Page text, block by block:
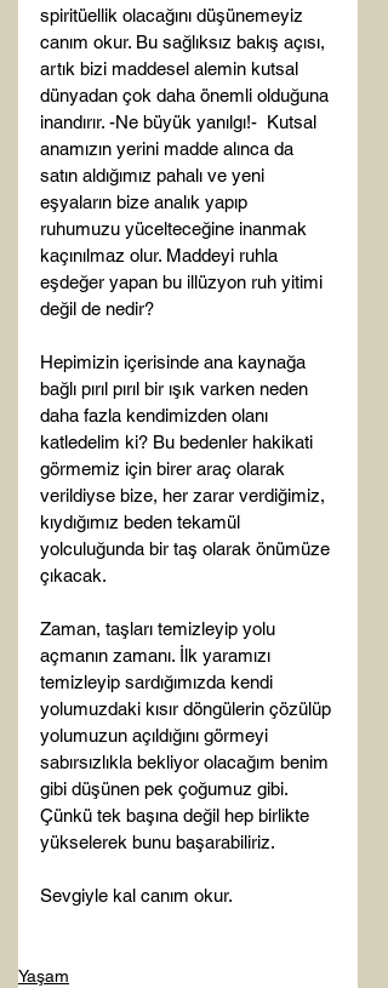
spiritüellik olacağını düşünemeyiz
canım okur. Bu sağlıksız bakış açısı,
artık bizi maddesel alemin kutsal
dünyadan çok daha önemli olduğuna
inandırır. -Ne büyük yanılgı!-  Kutsal
anamızın yerini madde alınca da
satın aldığımız pahalı ve yeni
eşyaların bize analık yapıp
ruhumuzu yücelteceğine inanmak
kaçınılmaz olur. Maddeyi ruhla
eşdeğer yapan bu illüzyon ruh yitimi
değil de nedir?
Hepimizin içerisinde ana kaynağa
bağlı pırıl pırıl bir ışık varken neden
daha fazla kendimizden olanı
katledelim ki? Bu bedenler hakikati
görmemiz için birer araç olarak
verildiyse bize, her zarar verdiğimiz,
kıydığımız beden tekamül
yolculuğunda bir taş olarak önümüze
çıkacak.
Zaman, taşları temizleyip yolu
açmanın zamanı. İlk yaramızı
temizleyip sardığımızda kendi
yolumuzdaki kısır döngülerin çözülüp
yolumuzun açıldığını görmeyi
sabırsızlıkla bekliyor olacağım benim
gibi düşünen pek çoğumuz gibi.
Çünkü tek başına değil hep birlikte
yükselerek bunu başarabiliriz.
Sevgiyle kal canım okur.
Yaşam